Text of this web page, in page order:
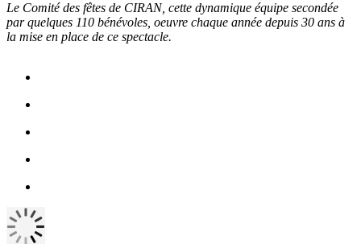
Le Comité des fêtes de CIRAN, cette dynamique équipe secondée
par quelques 110 bénévoles, oeuvre chaque année depuis 30 ans à
la mise en place de ce spectacle.